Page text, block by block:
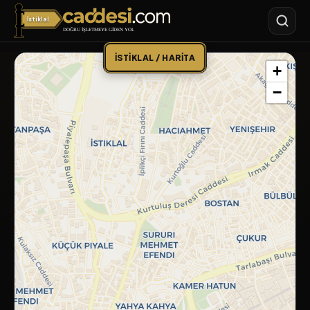
İstiklal
İstiklal Caddesi
İSTIKLAL / HARITA
+
−